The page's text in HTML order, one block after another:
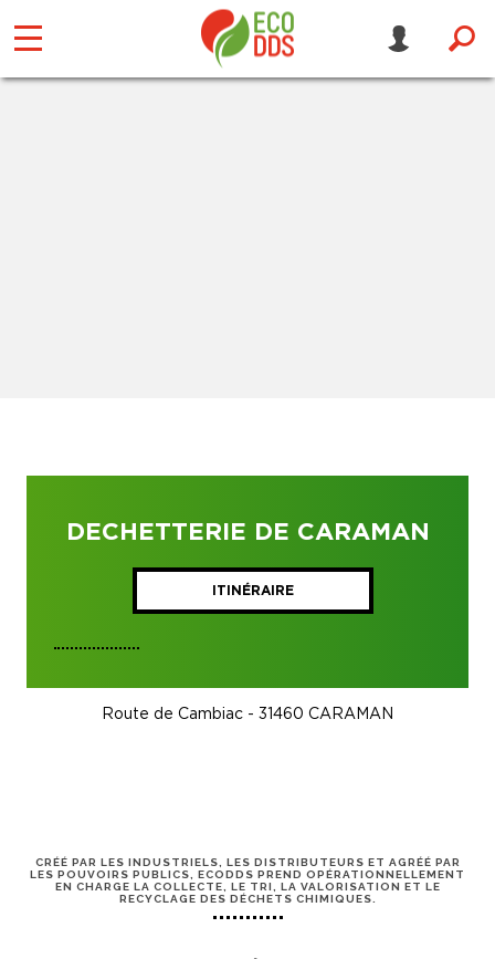
DECHETTERIE DE CARAMAN
ITINÉRAIRE
Route de Cambiac - 31460 CARAMAN
CRÉÉ PAR LES INDUSTRIELS, LES DISTRIBUTEURS ET AGRÉÉ PAR
LES POUVOIRS PUBLICS, ECODDS PREND OPÉRATIONNELLEMENT
EN CHARGE LA COLLECTE, LE TRI, LA VALORISATION ET LE
RECYCLAGE DES DÉCHETS CHIMIQUES.